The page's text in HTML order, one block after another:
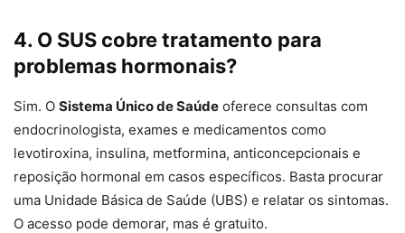
4. O SUS cobre tratamento para
problemas hormonais?
Sim. O Sistema Único de Saúde oferece consultas com
endocrinologista, exames e medicamentos como
levotiroxina, insulina, metformina, anticoncepcionais e
reposição hormonal em casos específicos. Basta procurar
uma Unidade Básica de Saúde (UBS) e relatar os sintomas.
O acesso pode demorar, mas é gratuito.